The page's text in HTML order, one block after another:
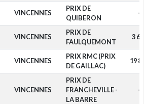
VINCENNES
PRIX DE
QUIBERON
-
VINCENNES
PRIX DE
FAULQUEMONT
3
VINCENNES
PRIX RMC (PRIX
DE GAILLAC)
19
VINCENNES
PRIX DE
FRANCHEVILLE -
LA BARRE
-